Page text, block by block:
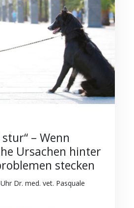
– Wenn
Ursachen hinter
stecken
Dr. med. vet. Pasquale